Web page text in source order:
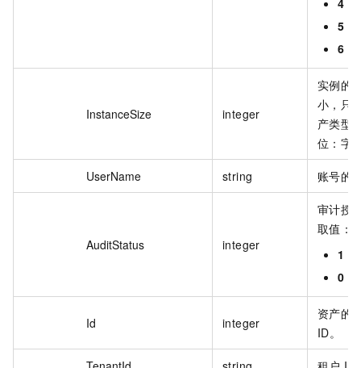
5
6
InstanceSize integer
实例的
小，只
产类型
位：字
UserName string 账号的
AuditStatus integer
审计授
取值：
1
0
Id integer
资产的
ID。